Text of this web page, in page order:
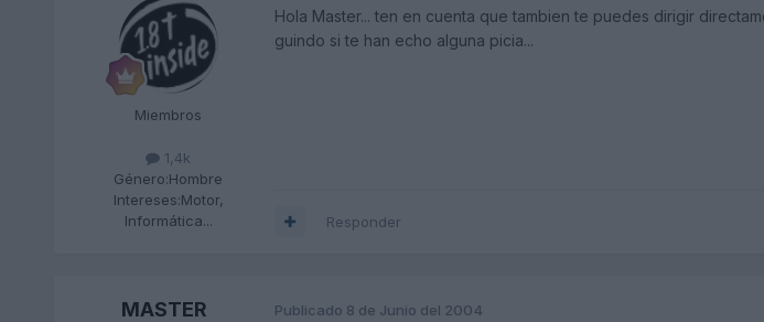
Miembros
1,4k
Género:Hombre
Intereses:Motor,
Informática...
Hola Master... ten en cuenta que tambien te puedes dirigir
guindo si te han echo alguna picia...
Responder
MASTER Publicado 8 de Junio del 2004